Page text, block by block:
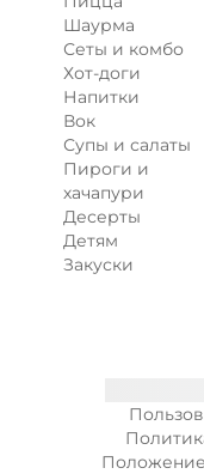
Шаурма
Сеты и комбо
Хот-доги
Напитки
Вок
Супы и салаты
Пироги и
хачапури
Десерты
Детям
Закуски